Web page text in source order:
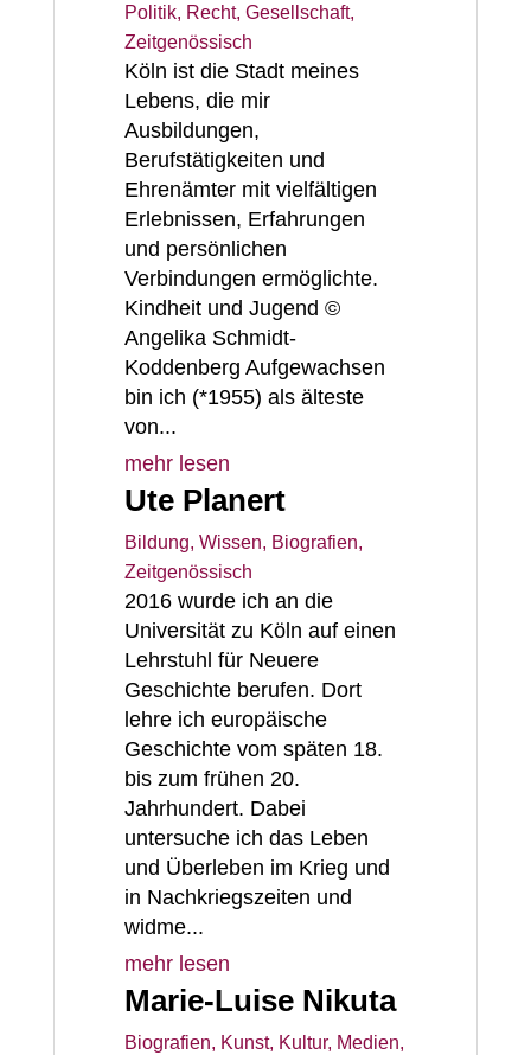
Politik, Recht, Gesellschaft,
Zeitgenössisch
Köln ist die Stadt meines
Lebens, die mir
Ausbildungen,
Berufstätigkeiten und
Ehrenämter mit vielfältigen
Erlebnissen, Erfahrungen
und persönlichen
Verbindungen ermöglichte.
Kindheit und Jugend ©
Angelika Schmidt-
Koddenberg Aufgewachsen
bin ich (*1955) als älteste
von...
mehr lesen
Ute Planert
Bildung, Wissen, Biografien,
Zeitgenössisch
2016 wurde ich an die
Universität zu Köln auf einen
Lehrstuhl für Neuere
Geschichte berufen. Dort
lehre ich europäische
Geschichte vom späten 18.
bis zum frühen 20.
Jahrhundert. Dabei
untersuche ich das Leben
und Überleben im Krieg und
in Nachkriegszeiten und
widme...
mehr lesen
Marie-Luise Nikuta
Biografien, Kunst, Kultur, Medien,